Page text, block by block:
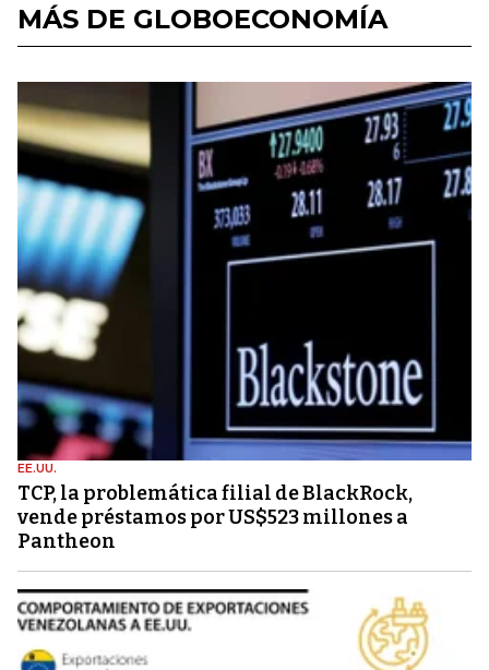
MÁS DE GLOBOECONOMÍA
EE.UU.
TCP, la problemática filial de BlackRock,
vende préstamos por US$523 millones a
Pantheon